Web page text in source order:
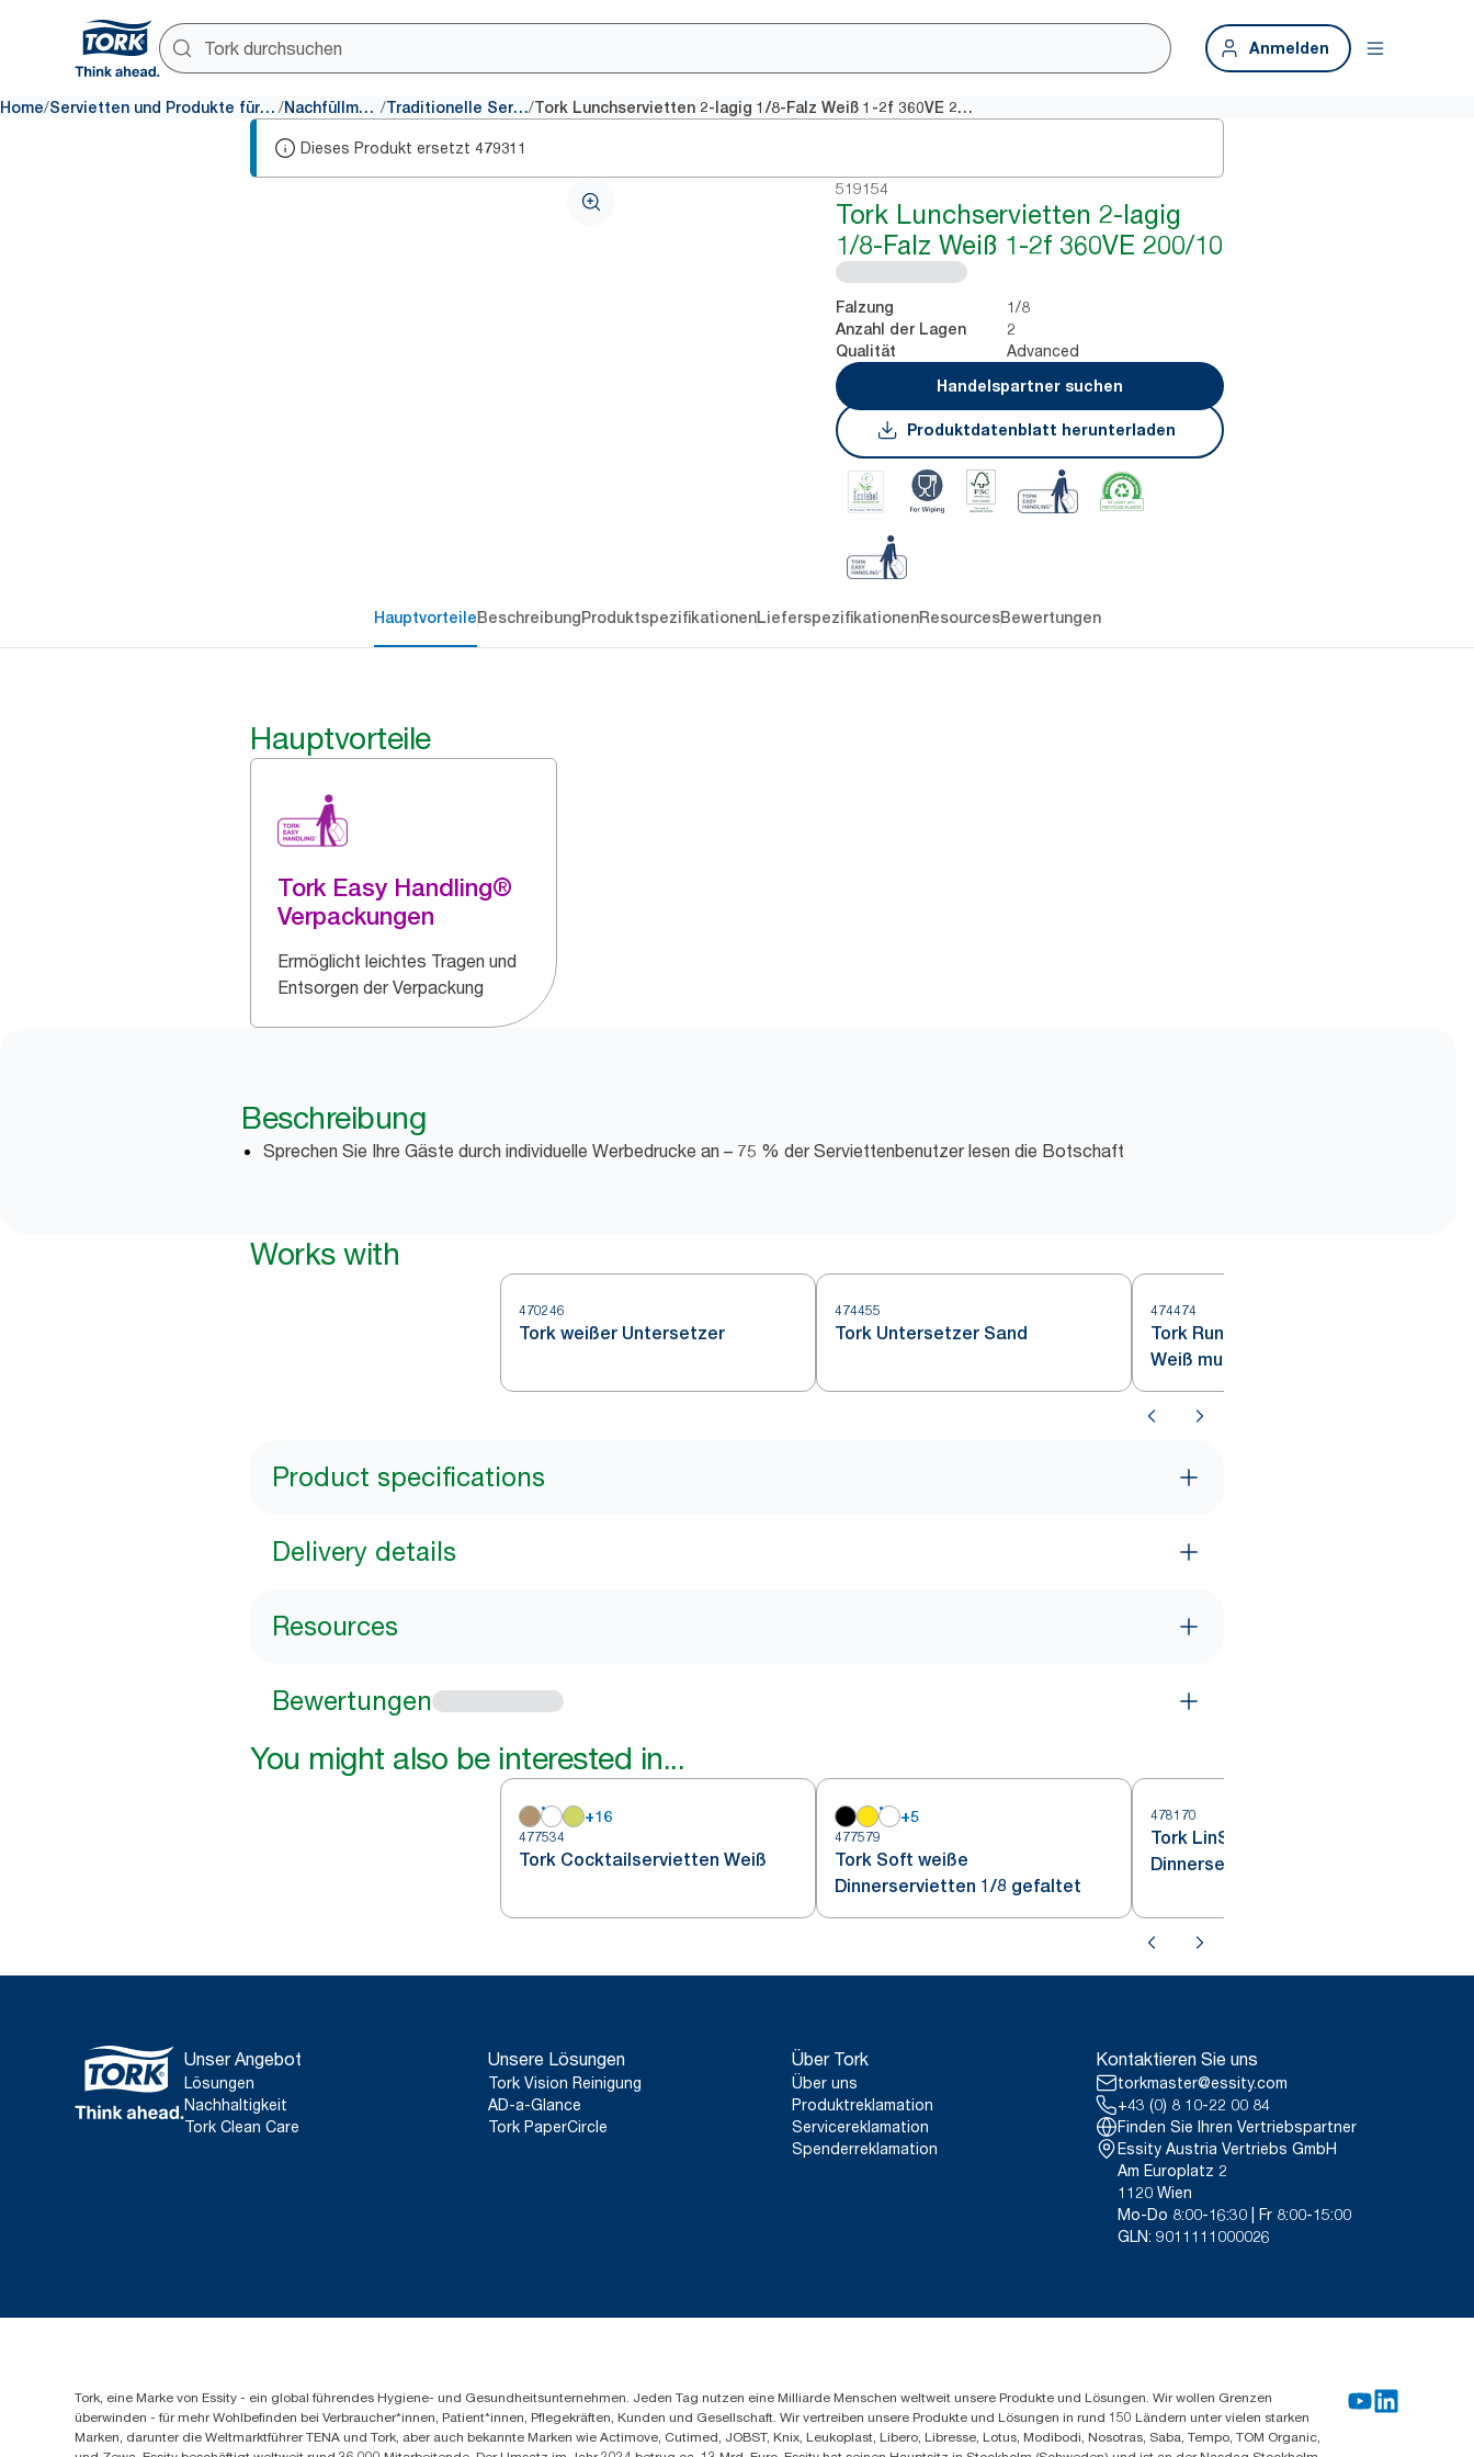
Anmelden
Home/ Servietten und Produkte für den Tisch / Nachfüllmaterial / Traditionelle Servietten/ Tork Lunchservietten 2-lagig 1/8-Falz Weiß 1-2f 360VE 200/10
Dieses Produkt ersetzt 479311
519154
Tork Lunchservietten 2-lagig
1/8-Falz Weiß 1-2f 360VE 200/10
Falzung 1/8
Anzahl der Lagen 2
Qualität
Advanced
Handelspartner suchen
Produktdatenblatt herunterladen
HauptvorteileBeschreibungProduktspezifikationenLieferspezifikationenResourcesBewertungen
Hauptvorteile
Tork Easy Handling®
Verpackungen
Ermöglicht leichtes Tragen und
Entsorgen der Verpackung
Beschreibung
Sprechen Sie Ihre Gäste durch individuelle Werbedrucke an – 75 % der Serviettenbenutzer lesen die Botschaft
Works with
470246
Tork weißer Untersetzer
474455
Tork Untersetzer Sand
474474
Tork Runde Papieruntersetzer
Weiß muschelgewellt
Product specifications
Delivery details
Resources
Bewertungen
You might also be interested in...
+16
477534
Tork Cocktailservietten Weiß
+5
477579
Tork Soft weiße
Dinnerservietten 1/8 gefaltet
478170
Tork LinStyle® Weiße
Dinnerserviette
Unser Angebot
Lösungen
Nachhaltigkeit
Tork Clean Care
Unsere Lösungen
Tork Vision Reinigung
AD-a-Glance
Tork PaperCircle
Über Tork
Über uns
Produktreklamation
Servicereklamation
Spenderreklamation
Kontaktieren Sie uns
torkmaster@essity.com
+43 (0) 8 10-22 00 84
Finden Sie Ihren Vertriebspartner
Essity Austria Vertriebs GmbH
Am Europlatz 2
1120 Wien
Mo-Do 8:00-16:30 | Fr 8:00-15:00
GLN: 9011111000026
Tork, eine Marke von Essity - ein global führendes Hygiene- und Gesundheitsunternehmen. Jeden Tag nutzen eine Milliarde Menschen weltweit unsere Produkte und Lösungen. Wir wollen Grenzen
überwinden - für mehr Wohlbefinden bei Verbraucher*innen, Patient*innen, Pflegekräften, Kunden und Gesellschaft. Wir vertreiben unsere Produkte und Lösungen in rund 150 Ländern unter vielen starken
Marken, darunter die Weltmarktführer TENA und Tork, aber auch bekannte Marken wie Actimove, Cutimed, JOBST, Knix, Leukoplast, Libero, Libresse, Lotus, Modibodi, Nosotras, Saba, Tempo, TOM Organic,